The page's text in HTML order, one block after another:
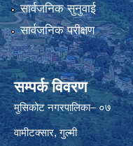
सार्वजनिक सुनुवाई
सार्वजनिक परीक्षण
सम्पर्क विवरण
मुसिकोट नगरपालिका– ०७
वामीटक्सार, गुल्मी